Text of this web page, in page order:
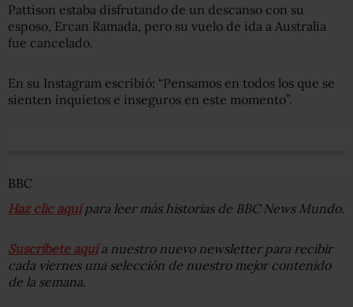
Pattison estaba disfrutando de un descanso con su
esposo, Ercan Ramada, pero su vuelo de ida a Australia
fue cancelado.
En su Instagram escribió: “Pensamos en todos los que se
sienten inquietos e inseguros en este momento”.
BBC
Haz clic aquípara leer más historias de BBC News Mundo.
Suscríbete aquía nuestro nuevo newsletter para recibir
cada viernes una selección de nuestro mejor contenido
de la semana.